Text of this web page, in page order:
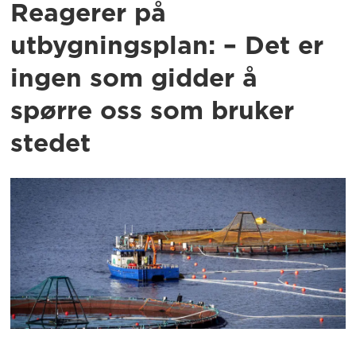
Reagerer på
utbygningsplan: – Det er
ingen som gidder å
spørre oss som bruker
stedet